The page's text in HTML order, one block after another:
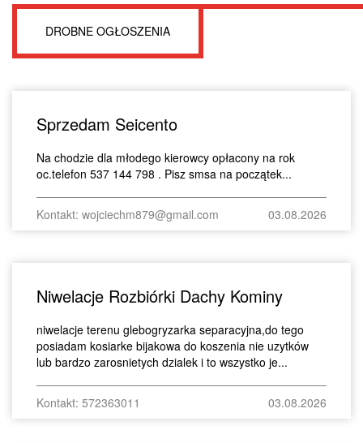
DROBNE OGŁOSZENIA
Sprzedam Seicento
Na chodzie dla młodego kierowcy opłacony na rok
oc.telefon 537 144 798 . Pisz smsa na początek...
Kontakt: wojciechm879@gmail.com 03.08.2026
Niwelacje Rozbiórki Dachy Kominy
niwelacje terenu glebogryzarka separacyjna,do tego
posiadam kosiarke bijakowa do koszenia nie uzytków
lub bardzo zarosnietych dzialek i to wszystko je...
Kontakt: 572363011 03.08.2026